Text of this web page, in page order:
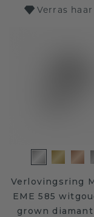
Verras
Verlovingsring
EME 585
grown